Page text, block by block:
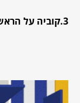
3.קוביה על הראש